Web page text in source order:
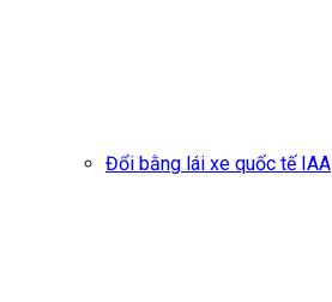
Đổi bằng lái xe quốc tế IAA